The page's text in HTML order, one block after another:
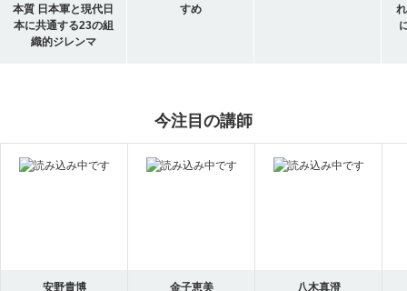
本質 日本軍と現代日
本に共通する23の組
織的ジレンマ
すめ
今注目の講師
安野貴博 金子恵美 八木真澄